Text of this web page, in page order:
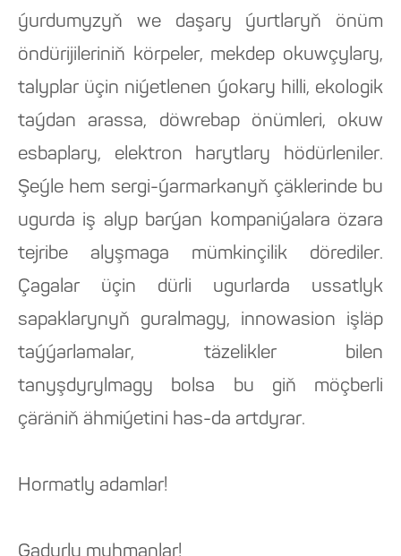
ýurdumyzyň we daşary ýurtlaryň önüm
öndürijileriniň körpeler, mekdep okuwçylary,
talyplar üçin niýetlenen ýokary hilli, ekologik
taýdan arassa, döwrebap önümleri, okuw
esbaplary, elektron harytlary hödürleniler.
Şeýle hem sergi-ýarmarkanyň çäklerinde bu
ugurda iş alyp barýan kompaniýalara özara
tejribe alyşmaga mümkinçilik dörediler.
Çagalar üçin dürli ugurlarda ussatlyk
sapaklarynyň guralmagy, innowasion işläp
taýýarlamalar, täzelikler bilen
tanyşdyrylmagy bolsa bu giň möçberli
çäräniň ähmiýetini has-da artdyrar.
Hormatly adamlar!